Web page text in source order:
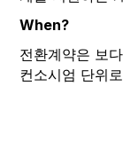
When?
전환계약은 보
컨소시엄 단위